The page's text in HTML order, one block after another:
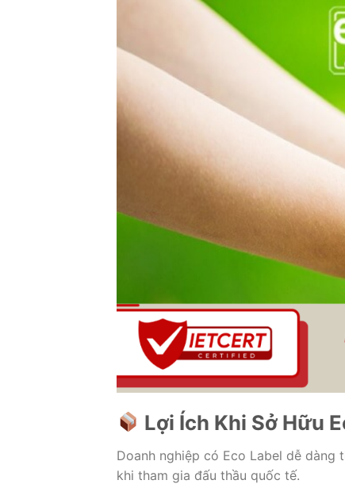
Lợi Ích Khi Sở Hữu
Doanh nghiệp có Eco Label dễ
khi tham gia đấu thầu quốc tế.